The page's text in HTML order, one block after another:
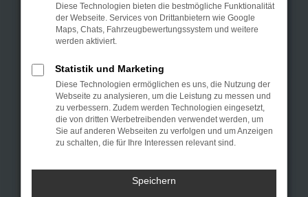
Sie suchen einen jungen
Gebrauchtwagen, ein attraktives
Europa-Fahrzeug oder eine
Tageszulassung nahe Dortmund?
Autohaus Kamen GmbH ist Ihr
regionaler Ansprechpartner für
geprüfte Fahrzeuge, persönliche
Beratung, Probefahrt, Finanzierung
Diese Technologien bieten die bestmögliche Funktionalität
der Webseite. Services von Drittanbietern wie Google
Maps, Chats, Fahrzeugbewertungssystem und weitere
werden aktiviert.
Statistik und Marketing
Diese Technologien ermöglichen es uns, die Nutzung der
Webseite zu analysieren, um die Leistung zu messen und
zu verbessern. Zudem werden Technologien eingesetzt,
die von dritten Werbetreibenden verwendet werden, um
Sie auf anderen Webseiten zu verfolgen und um Anzeigen
zu schalten, die für Ihre Interessen relevant sind.
Speichern